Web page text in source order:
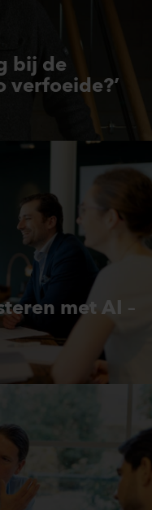
bij de
verfoeide?’
met AI –